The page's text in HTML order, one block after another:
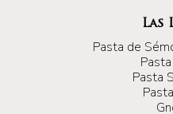
Las
Pasta de
Pasta